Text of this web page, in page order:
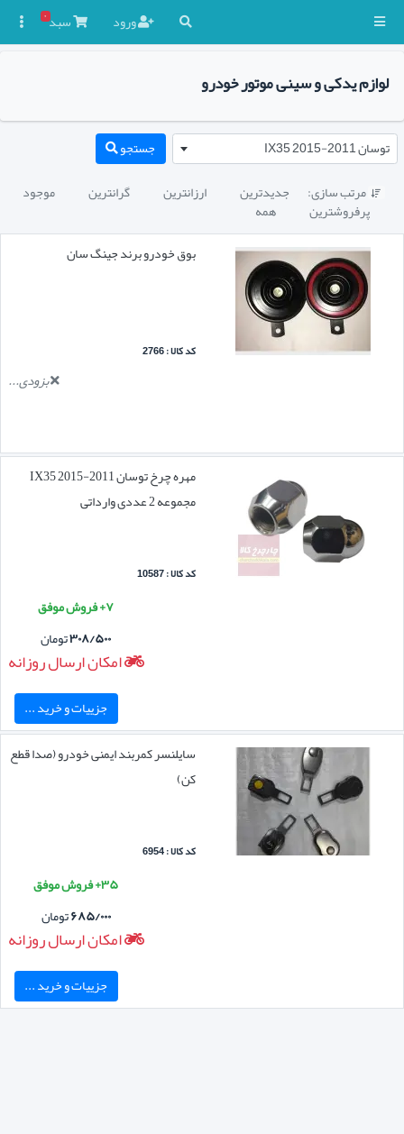
ورود سبد۰
لوازم یدکی و سینی موتور خودرو
توسان 2011-2015 IX35 جستجو
 مرتب سازی: جدیدترین ارزانترین گرانترین موجود
پرفروشترین
همه
بوق خودرو برند جینگ سان
کد کالا : 2766
بزودی...
مهره چرخ توسان 2011-2015 IX35
مجموعه 2 عددی وارداتی
کد کالا : 10587
۷+ فروش موفق
۳۰۸/۵۰۰تومان
امکان ارسال روزانه
جزییات و خرید ...
سایلنسر کمربند ایمنی خودرو (صدا قطع
کن)
کد کالا : 6954
۳۵+ فروش موفق
۶۸۵/۰۰۰تومان
امکان ارسال روزانه
جزییات و خرید ...